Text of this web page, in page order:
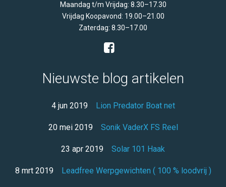
Maandag t/m Vrijdag: 8.30–17.30
Vrijdag Koopavond: 19.00–21.00
Zaterdag: 8.30–17.00
Nieuwste blog artikelen
4 jun 2019 Lion Predator Boat net
20 mei 2019 Sonik VaderX FS Reel
23 apr 2019 Solar 101 Haak
8 mrt 2019 Leadfree Werpgewichten ( 100 % loodvrij )